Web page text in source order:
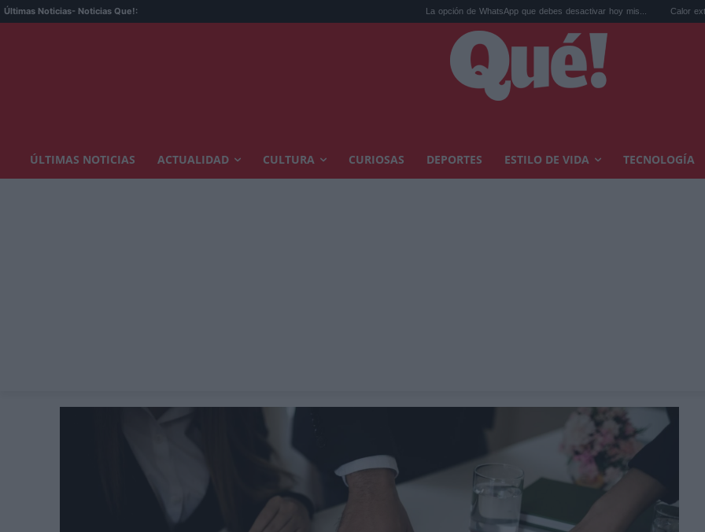
Últimas Noticias- Noticias Que!: La opción de WhatsApp que debes desactivar hoy mis... Calor extremo y ansiedad:
ÚLTIMAS NOTICIAS ACTUALIDAD CULTURA CURIOSAS DEPORTES ESTILO DE VIDA TECNOLOGÍA